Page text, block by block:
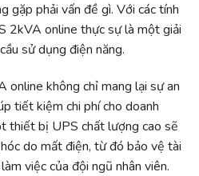
gặp phải vấn đề gì. Với các tính
2kVA online thực sự là một giải
sử dụng điện năng.
online không chỉ mang lại sự an
tiết kiệm chi phí cho doanh
thiết bị UPS chất lượng cao sẽ
do mất điện, từ đó bảo vệ tài
việc của đội ngũ nhân viên.